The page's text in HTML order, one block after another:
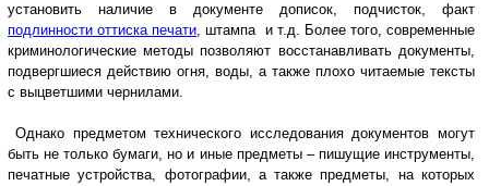
установить наличие в документе дописок, подчисток, факт
подлинности оттиска печати, штампа и т.д. Более того, современные
криминологические методы позволяют восстанавливать документы,
подвергшиеся действию огня, воды, а также плохо читаемые тексты
с выцветшими чернилами.
Однако предметом технического исследования документов могут
быть не только бумаги, но и иные предметы – пишущие инструменты,
печатные устройства, фотографии, а также предметы, на которых